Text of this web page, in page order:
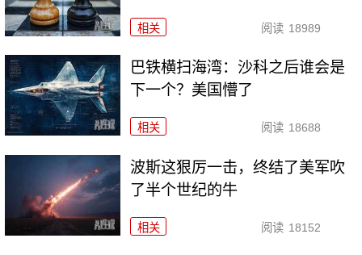
相关 阅读 18989
巴铁横扫海湾：沙科之后谁会是
下一个？美国懵了
相关 阅读 18688
波斯这狠厉一击，终结了美军吹
了半个世纪的牛
相关 阅读 18152